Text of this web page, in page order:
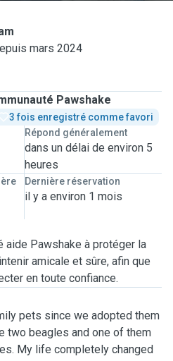
mars 2024
Pawshake
3 fois enregistré comme favori
Répond généralement
dans un délai de environ 5
heures
Dernière réservation
il y a environ 1 mois
aide Pawshake à protéger la
amicale et sûre, afin que
en toute confiance.
pets since we adopted them
two beagles and one of them
My life completely changed